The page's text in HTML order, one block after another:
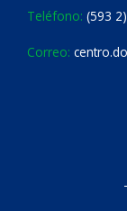
Teléfono: (593
Correo: